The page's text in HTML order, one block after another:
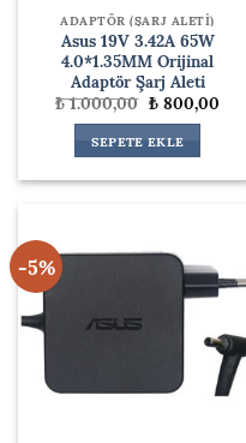
ADAPTÖR (ŞARJ ALETİ)
Asus 19V 3.42A 65W
4.0*1.35MM Orijinal
Adaptör Şarj Aleti
₺1.000,00Orijinal
fiyat:
₺ 1.000,00.
₺800,00Şuandaki
SEPETE EKLE
-5%